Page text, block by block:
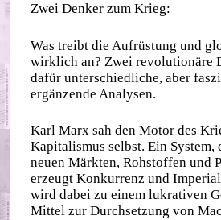
Zwei Denker zum Krieg:
Was treibt die Aufrüstung und
wirklich an? Zwei revolutionäre
dafür unterschiedliche, aber
ergänzende Analysen.
Karl Marx sah den Motor des
Kapitalismus selbst. Ein System,
neuen Märkten, Rohstoffen und
erzeugt Konkurrenz und
wird dabei zu einem lukrativen
Mittel zur Durchsetzung von